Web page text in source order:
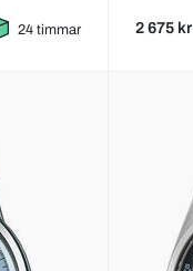
24 timmar 2 675 kr